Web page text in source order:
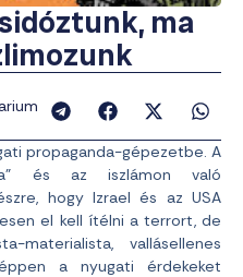
ma
propaganda-gépezetbe. A
és az iszlámon való
hogy Izrael és az USA
el kell ítélni a terrort, de
vallásellenes
a nyugati érdekeket